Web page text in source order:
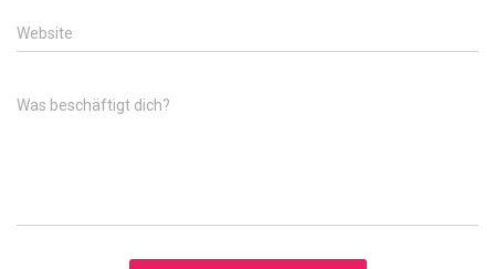
Website
Was beschäftigt dich?